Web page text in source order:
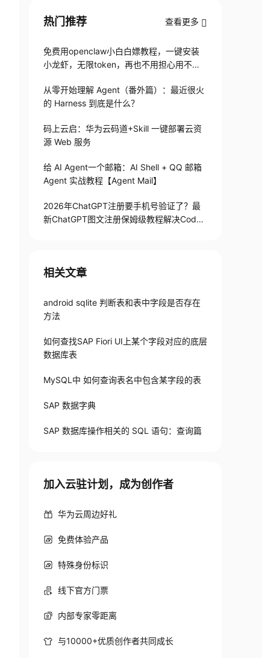
热门推荐 查看更多
免费用openclaw小白白嫖教程，一键安装
小龙虾，无限token，再也不用担心用不起
从零开始理解 Agent（番外篇）：最近很火
的 Harness 到底是什么？
码上云启：华为云码道+Skill 一键部署云资
源 Web 服务
给 AI Agent一个邮箱：AI Shell + QQ 邮箱
Agent 实战教程【Agent Mail】
2026年ChatGPT注册要手机号验证了？最
新ChatGPT图文注册保姆级教程解决Codex
相关文章
android sqlite 判断表和表中字段是否存在
方法
如何查找SAP Fiori UI上某个字段对应的底层
数据库表
MySQL中 如何查询表名中包含某字段的表
SAP 数据字典
SAP 数据库操作相关的 SQL 语句：查询篇
加入云驻计划，成为创作者
华为云周边好礼
免费体验产品
特殊身份标识
线下官方门票
内部专家零距离
与10000+优质创作者共同成长